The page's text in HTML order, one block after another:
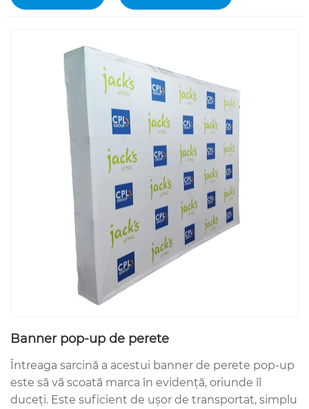
Banner pop-up de perete
Întreaga sarcină a acestui banner de perete pop-up
este să vă scoată marca în evidență, oriunde îl
duceți. Este suficient de ușor de transportat, simplu